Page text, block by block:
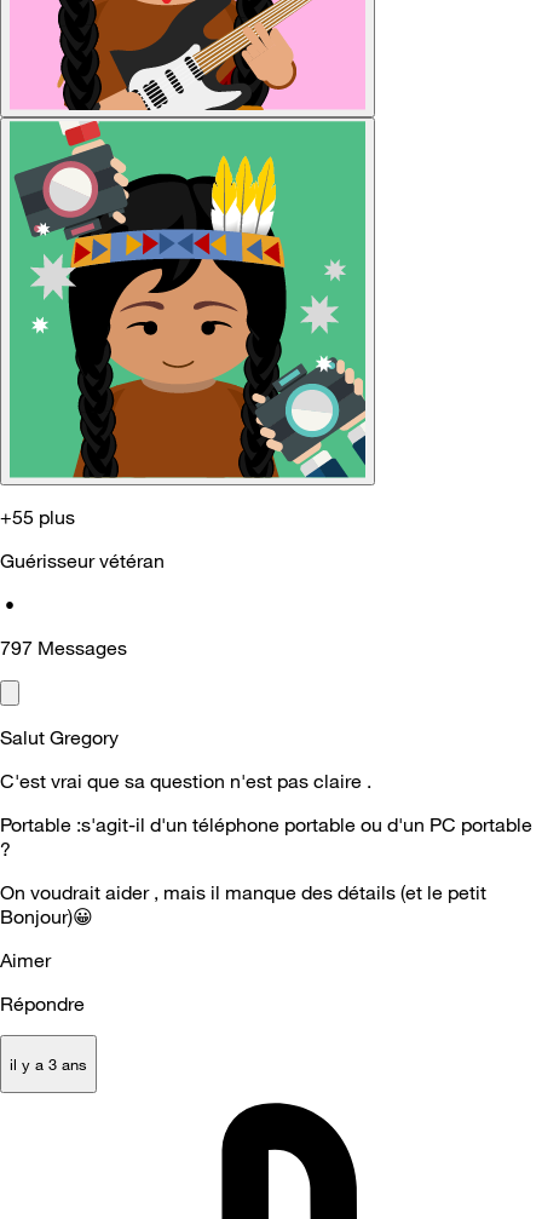
+55 plus
Guérisseur vétéran
•
797 Messages
Salut Gregory
C'est vrai que sa question n'est pas claire .
Portable :s'agit-il d'un téléphone portable ou d'un PC portable
?
On voudrait aider , mais il manque des détails (et le petit
Bonjour)😀
Aimer
Répondre
il y a 3 ans